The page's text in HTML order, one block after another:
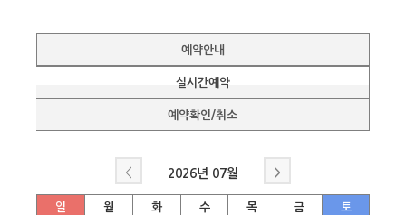
예약안내
실시간예약
예약확인/취소
< 2026년 07월 >
일 월 화 수 목 금 토